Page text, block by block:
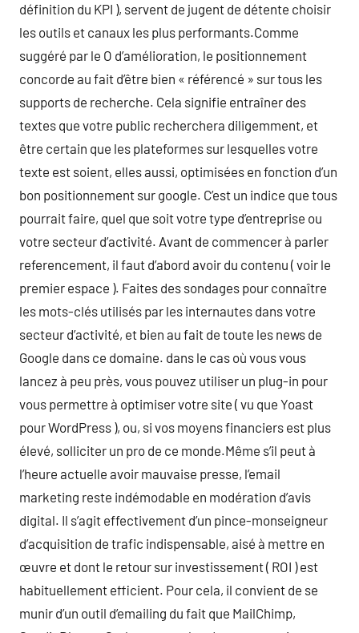
définition du KPI ), servent de jugent de détente choisir
les outils et canaux les plus performants.Comme
suggéré par le O d’amélioration, le positionnement
concorde au fait d’être bien « référencé » sur tous les
supports de recherche. Cela signifie entraîner des
textes que votre public recherchera diligemment, et
être certain que les plateformes sur lesquelles votre
texte est soient, elles aussi, optimisées en fonction d’un
bon positionnement sur google. C’est un indice que tous
pourrait faire, quel que soit votre type d’entreprise ou
votre secteur d’activité. Avant de commencer à parler
referencement, il faut d’abord avoir du contenu ( voir le
premier espace ). Faites des sondages pour connaître
les mots-clés utilisés par les internautes dans votre
secteur d’activité, et bien au fait de toute les news de
Google dans ce domaine. dans le cas où vous vous
lancez à peu près, vous pouvez utiliser un plug-in pour
vous permettre à optimiser votre site ( vu que Yoast
pour WordPress ), ou, si vos moyens financiers est plus
élevé, solliciter un pro de ce monde.Même s’il peut à
l’heure actuelle avoir mauvaise presse, l’email
marketing reste indémodable en modération d’avis
digital. Il s’agit effectivement d’un pince-monseigneur
d’acquisition de trafic indispensable, aisé à mettre en
œuvre et dont le retour sur investissement ( ROI ) est
habituellement efficient. Pour cela, il convient de se
munir d’un outil d’emailing du fait que MailChimp,